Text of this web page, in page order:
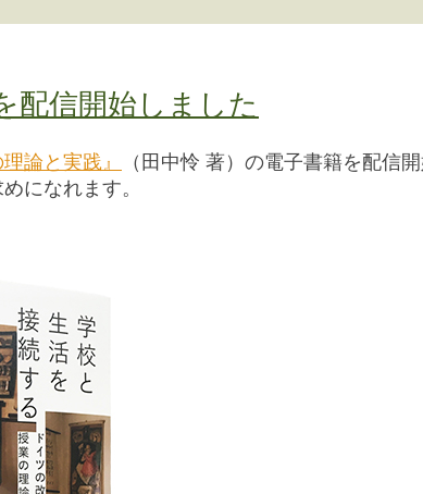
配信開始しました
論と実践』
（田中怜 著）の電子書籍を配信
になれます。